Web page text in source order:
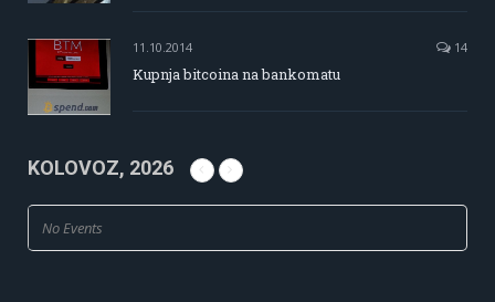
11.10.2014 14
Kupnja bitcoina na bankomatu
KOLOVOZ, 2026
No Events